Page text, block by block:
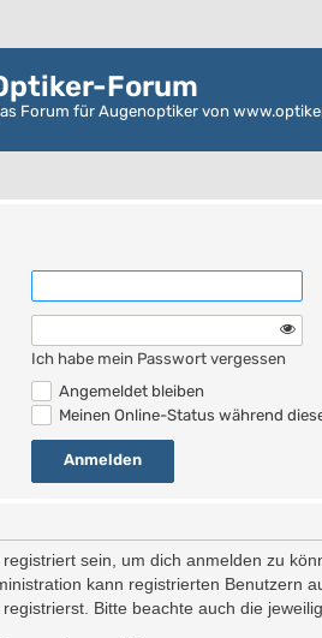
Forum
Forum für Augenoptiker von
Ich habe mein Passwort vergessen
Angemeldet bleiben
Meinen Online-Status während
sein, um dich anmelden zu
kann registrierten Benutzern
Bitte beachte auch die